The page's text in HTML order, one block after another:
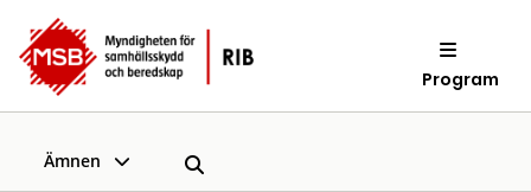
Program
Ämnen